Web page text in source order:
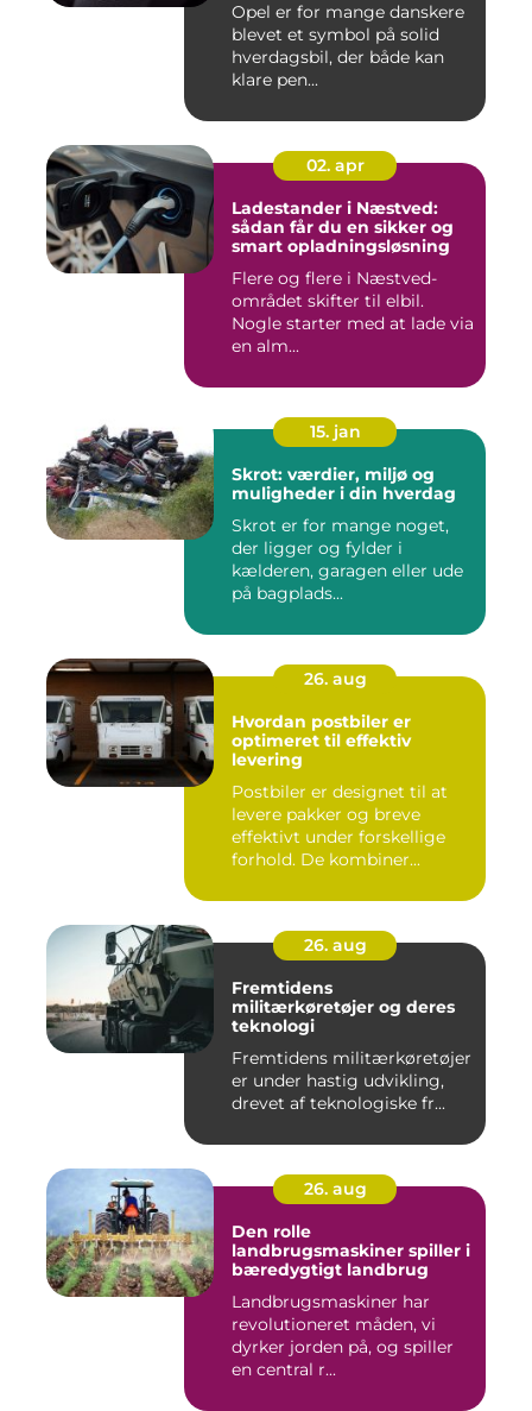
Opel er for mange danskere
blevet et symbol på solid
hverdagsbil, der både kan
klare pen...
02. apr
Ladestander i Næstved:
sådan får du en sikker og
smart opladningsløsning
Flere og flere i Næstved-
området skifter til elbil.
Nogle starter med at lade via
en alm...
15. jan
Skrot: værdier, miljø og
muligheder i din hverdag
Skrot er for mange noget,
der ligger og fylder i
kælderen, garagen eller ude
på bagplads...
26. aug
Hvordan postbiler er
optimeret til effektiv
levering
Postbiler er designet til at
levere pakker og breve
effektivt under forskellige
forhold. De kombiner...
26. aug
Fremtidens
militærkøretøjer og deres
teknologi
Fremtidens militærkøretøjer
er under hastig udvikling,
drevet af teknologiske fr...
26. aug
Den rolle
landbrugsmaskiner spiller i
bæredygtigt landbrug
Landbrugsmaskiner har
revolutioneret måden, vi
dyrker jorden på, og spiller
en central r...